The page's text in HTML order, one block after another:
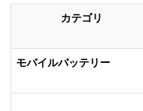
カテゴリ
モバイルバッテリー